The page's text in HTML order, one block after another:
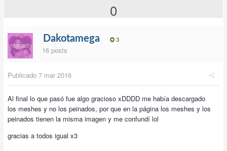
0
Dakotamega 3
16 posts
Publicado 7 mar 2016
Al final lo que pasó fue algo gracioso xDDDD me había descargado
los meshes y no los peinados, por que en la página los meshes y los
peinados tienen la misma imagen y me confundí lol
gracias a todos igual x3